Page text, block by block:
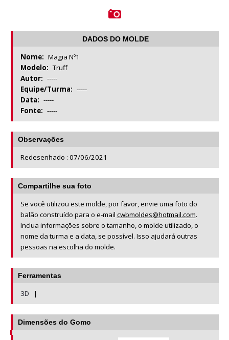
DADOS DO MOLDE
Nome: Magia Nº1
Modelo: Truff
Autor: -----
Equipe/Turma: -----
Data: -----
Fonte: -----
Observações
Redesenhado : 07/06/2021
Compartilhe sua foto
Se você utilizou este molde, por favor, envie uma foto do
balão construído para o e-mail cwbmoldes@hotmail.com.
Inclua informações sobre o tamanho, o molde utilizado, o
nome da turma e a data, se possível. Isso ajudará outras
pessoas na escolha do molde.
Ferramentas
3D |
Dimensões do Gomo